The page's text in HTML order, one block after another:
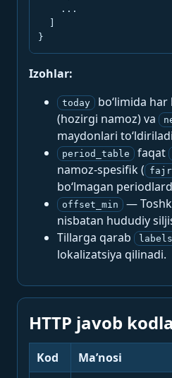
    ...
}
Izohlar:
today bo‘limida
(hozirgi namoz) va
maydonlari
period_table faqat
namoz-spesifik ( fajr
bo‘lmagan
offset_min
—
nisbatan hududiy
Tillarga qarab
labels
lokalizatsiya qilinadi.
HTTP javob
Kod Ma’nosi